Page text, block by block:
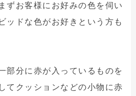
ずお客様にお好みの色を伺い
ッドな色がお好きという方も
部分に赤が入っているものを
てクッションなどの小物に赤